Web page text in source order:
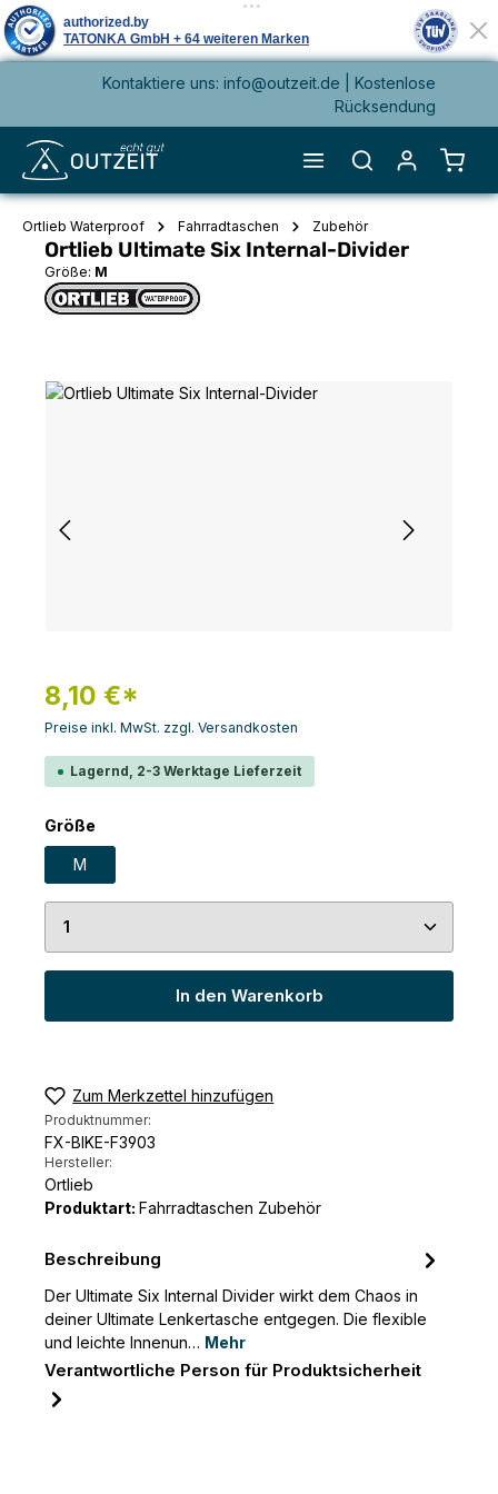
springenKontaktiere uns: info@outzeit.de | Kostenlose
Rücksendung
Ortlieb Waterproof Fahrradtaschen Zubehör
Ortlieb Ultimate Six Internal-Divider
Größe: M
Bildergalerie überspringen
8,10 €*
Preise inkl. MwSt. zzgl. Versandkosten
Lagernd, 2-3 Werktage Lieferzeit
Größeauswählen
M
Produkt Anzahl: Gib den gewünschten Wert
In den Warenkorb
Zum Merkzettel hinzufügen
Produktnummer:
FX-BIKE-F3903
Hersteller:
Ortlieb
Produktart: Fahrradtaschen Zubehör
Beschreibung
Der Ultimate Six Internal Divider wirkt dem Chaos in
deiner Ultimate Lenkertasche entgegen. Die flexible
und leichte Innenun… Mehr
Verantwortliche Person für Produktsicherheit